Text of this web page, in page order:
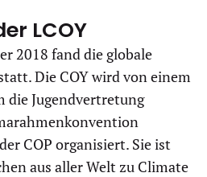
LCOY
2018 fand die globale
Die COY wird von einem
die Jugendvertretung
COP organisiert. Sie ist
aus aller Welt zu Climate